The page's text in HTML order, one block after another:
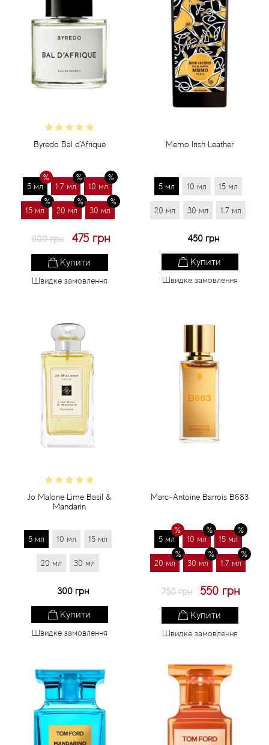
Byredo Bal d'Afrique
5 мл 1.7 мл 10 мл
15 мл 20 мл 30 мл
600 грн 475 грн
Купити
Швидке замовлення
Memo Irish Leather
5 мл 10 мл 15 мл
20 мл 30 мл 1.7 мл
450 грн
Купити
Швидке замовлення
Jo Malone Lime Basil &
Mandarin
5 мл 10 мл 15 мл
20 мл 30 мл
300 грн
Купити
Швидке замовлення
Marc-Antoine Barrois B683
5 мл 10 мл 15 мл
20 мл 30 мл 1.7 мл
750 грн 550 грн
Купити
Швидке замовлення